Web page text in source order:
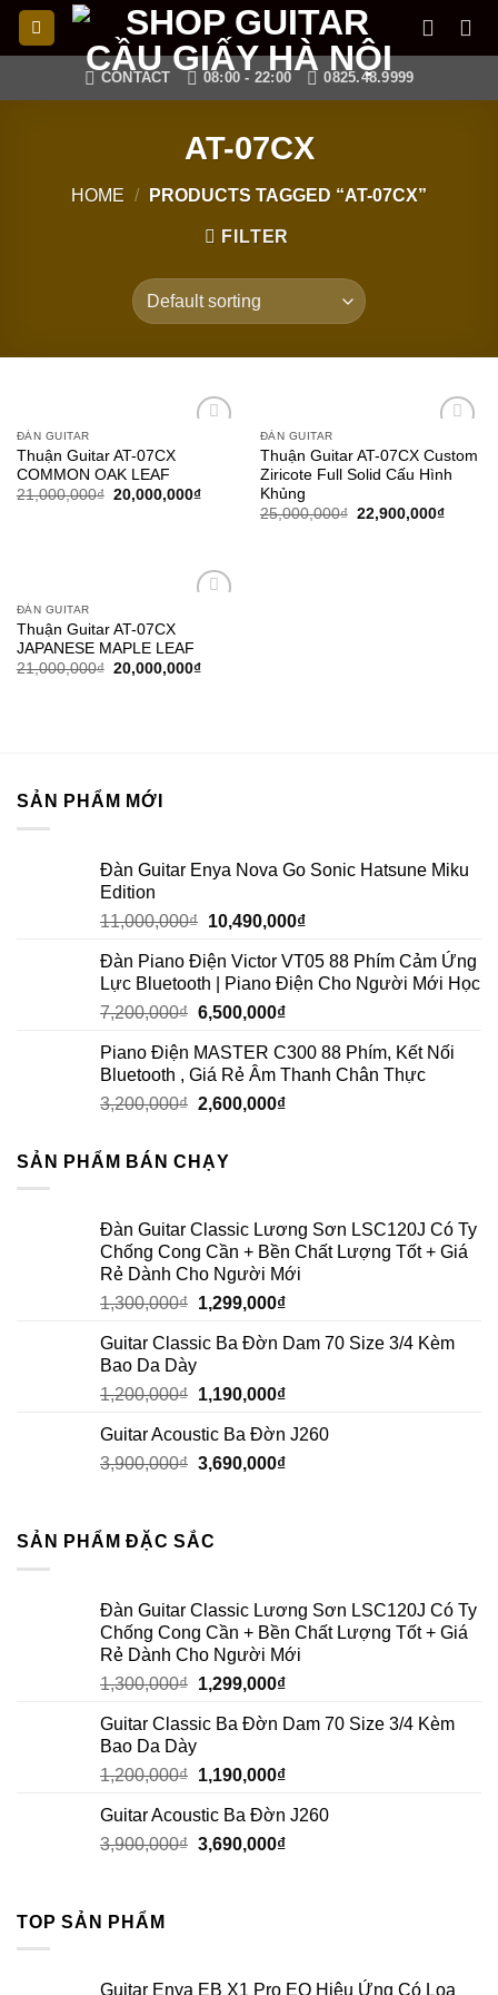
Skip
CONTACT 08:00 - 22:00 0825.48.9999
AT-07CX
HOME / PRODUCTS TAGGED “AT-07CX”
FILTER
ĐÀN GUITAR
Thuận Guitar AT-07CX
COMMON OAK LEAF
21,000,000₫ 20,000,000₫
wishlist
ĐÀN GUITAR
Thuận Guitar AT-07CX Custom
Ziricote Full Solid Cấu Hình
Khủng
25,000,000₫ 22,900,000₫
ĐÀN GUITAR
Thuận Guitar AT-07CX
JAPANESE MAPLE LEAF
21,000,000₫ 20,000,000₫
SẢN PHẨM MỚI
Đàn Guitar Enya Nova Go Sonic Hatsune Miku
Edition
11,000,000₫ 10,490,000₫
Đàn Piano Điện Victor VT05 88 Phím Cảm Ứng
Lực Bluetooth | Piano Điện Cho Người Mới Học
7,200,000₫ 6,500,000₫
Piano Điện MASTER C300 88 Phím, Kết Nối
Bluetooth , Giá Rẻ Âm Thanh Chân Thực
3,200,000₫ 2,600,000₫
SẢN PHẨM BÁN CHẠY
Đàn Guitar Classic Lương Sơn LSC120J Có Ty
Chống Cong Cần + Bền Chất Lượng Tốt + Giá
Rẻ Dành Cho Người Mới
1,300,000₫ 1,299,000₫
Guitar Classic Ba Đờn Dam 70 Size 3/4 Kèm
Bao Da Dày
1,200,000₫ 1,190,000₫
Guitar Acoustic Ba Đờn J260
3,900,000₫ 3,690,000₫
SẢN PHẨM ĐẶC SẮC
Đàn Guitar Classic Lương Sơn LSC120J Có Ty
Chống Cong Cần + Bền Chất Lượng Tốt + Giá
Rẻ Dành Cho Người Mới
1,300,000₫ 1,299,000₫
Guitar Classic Ba Đờn Dam 70 Size 3/4 Kèm
Bao Da Dày
1,200,000₫ 1,190,000₫
Guitar Acoustic Ba Đờn J260
3,900,000₫ 3,690,000₫
TOP SẢN PHẨM
Guitar Enya EB X1 Pro EQ Hiệu Ứng Có Loa